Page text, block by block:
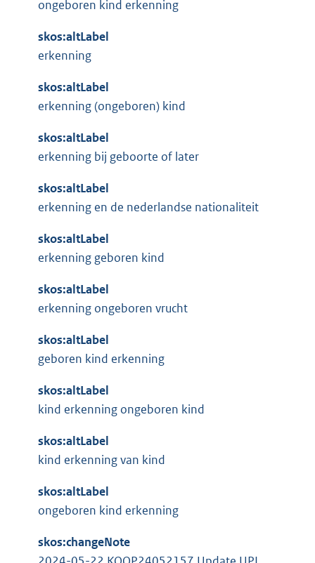
ongeboren kind erkenning
skos:altLabel
erkenning
skos:altLabel
erkenning (ongeboren) kind
skos:altLabel
erkenning bij geboorte of later
skos:altLabel
erkenning en de nederlandse nationaliteit
skos:altLabel
erkenning geboren kind
skos:altLabel
erkenning ongeboren vrucht
skos:altLabel
geboren kind erkenning
skos:altLabel
kind erkenning ongeboren kind
skos:altLabel
kind erkenning van kind
skos:altLabel
ongeboren kind erkenning
skos:changeNote